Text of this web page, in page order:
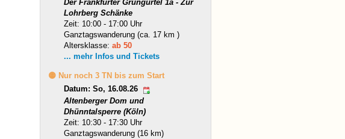
Der Frankfurter Grüngürtel 1a - Zur
Lohrberg Schänke
Zeit: 10:00 - 17:00 Uhr
Ganztagswanderung (ca. 17 km )
Altersklasse:ab 50
... mehr Infos und Tickets
🟡 Nur noch 3 TN bis zum Start
Datum: So, 16.08.26
Altenberger Dom und
Dhünntalsperre (Köln)
Zeit: 10:30 - 17:30 Uhr
Ganztagswanderung (16 km)